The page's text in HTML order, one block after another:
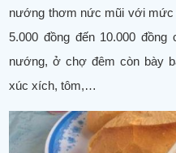
nướng thơm nức mũi với mức
5.000 đồng đến 10.000
nướng, ở chợ đêm còn bày
xúc xích, tôm,…